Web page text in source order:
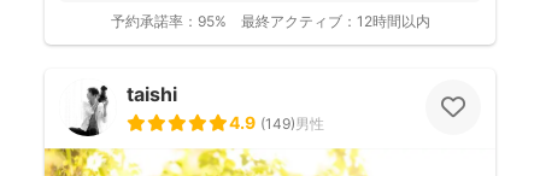
予約承諾率： 95% 最終アクティブ： 12時間以内
taishi
4.9 (149)男性